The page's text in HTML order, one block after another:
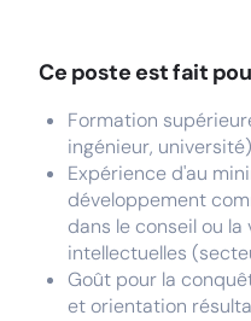
Ce poste est fait
Formation
ingénieur,
Expérience d'au
développement
dans le conseil ou
intellectuelles
Goût pour la
et orientation